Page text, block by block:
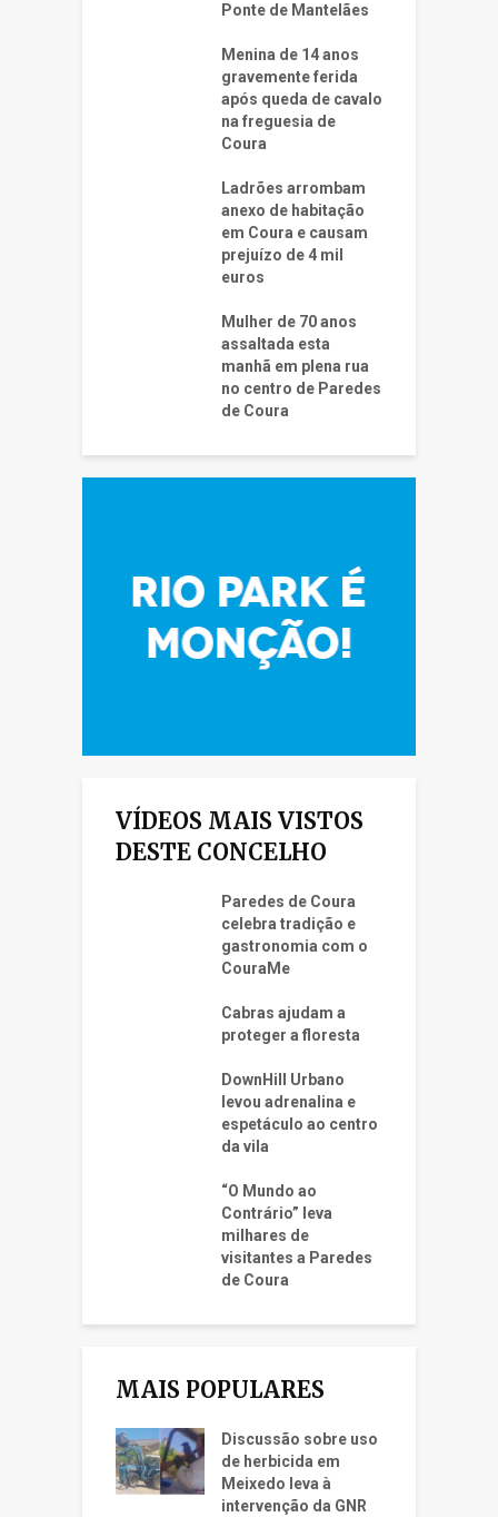
Ponte de Mantelães
Menina de 14 anos
gravemente ferida
após queda de cavalo
na freguesia de
Coura
Ladrões arrombam
anexo de habitação
em Coura e causam
prejuízo de 4 mil
euros
Mulher de 70 anos
assaltada esta
manhã em plena rua
no centro de Paredes
de Coura
VÍDEOS MAIS VISTOS
DESTE CONCELHO
Paredes de Coura
celebra tradição e
gastronomia com o
CouraMe
Cabras ajudam a
proteger a floresta
DownHill Urbano
levou adrenalina e
espetáculo ao centro
da vila
“O Mundo ao
Contrário” leva
milhares de
visitantes a Paredes
de Coura
MAIS POPULARES
Discussão sobre uso
de herbicida em
Meixedo leva à
intervenção da GNR